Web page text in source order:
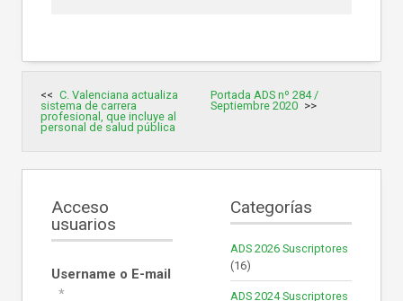
de
entradas
C. Valenciana actualiza
sistema de carrera
profesional, que incluye al
personal de salud pública
Portada ADS nº 284 /
Septiembre 2020
Acceso
usuarios
Username o E-mail
*
Categorías
ADS 2026 Suscriptores
(16)
ADS 2024 Suscriptores